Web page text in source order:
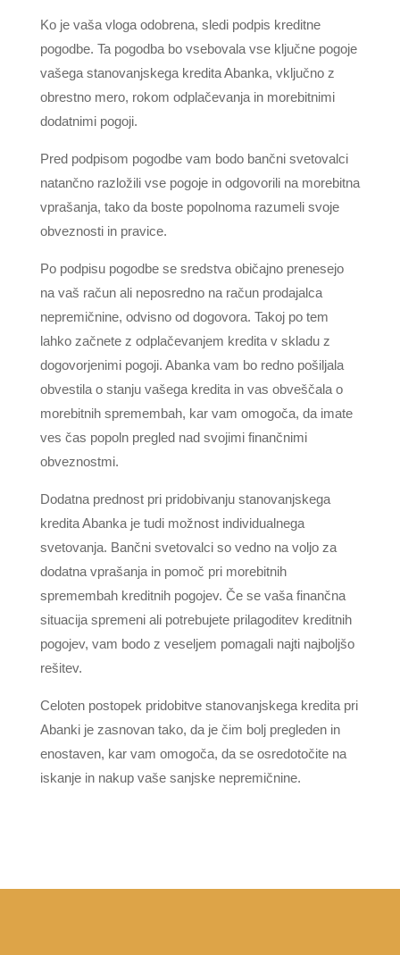
Ko je vaša vloga odobrena, sledi podpis kreditne
pogodbe. Ta pogodba bo vsebovala vse ključne pogoje
vašega stanovanjskega kredita Abanka, vključno z
obrestno mero, rokom odplačevanja in morebitnimi
dodatnimi pogoji.
Pred podpisom pogodbe vam bodo bančni svetovalci
natančno razložili vse pogoje in odgovorili na morebitna
vprašanja, tako da boste popolnoma razumeli svoje
obveznosti in pravice.
Po podpisu pogodbe se sredstva običajno prenesejo
na vaš račun ali neposredno na račun prodajalca
nepremičnine, odvisno od dogovora. Takoj po tem
lahko začnete z odplačevanjem kredita v skladu z
dogovorjenimi pogoji. Abanka vam bo redno pošiljala
obvestila o stanju vašega kredita in vas obveščala o
morebitnih spremembah, kar vam omogoča, da imate
ves čas popoln pregled nad svojimi finančnimi
obveznostmi.
Dodatna prednost pri pridobivanju stanovanjskega
kredita Abanka je tudi možnost individualnega
svetovanja. Bančni svetovalci so vedno na voljo za
dodatna vprašanja in pomoč pri morebitnih
spremembah kreditnih pogojev. Če se vaša finančna
situacija spremeni ali potrebujete prilagoditev kreditnih
pogojev, vam bodo z veseljem pomagali najti najboljšo
rešitev.
Celoten postopek pridobitve stanovanjskega kredita pri
Abanki je zasnovan tako, da je čim bolj pregleden in
enostaven, kar vam omogoča, da se osredotočite na
iskanje in nakup vaše sanjske nepremičnine.